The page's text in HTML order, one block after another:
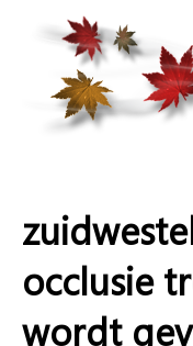
occlusie
wordt